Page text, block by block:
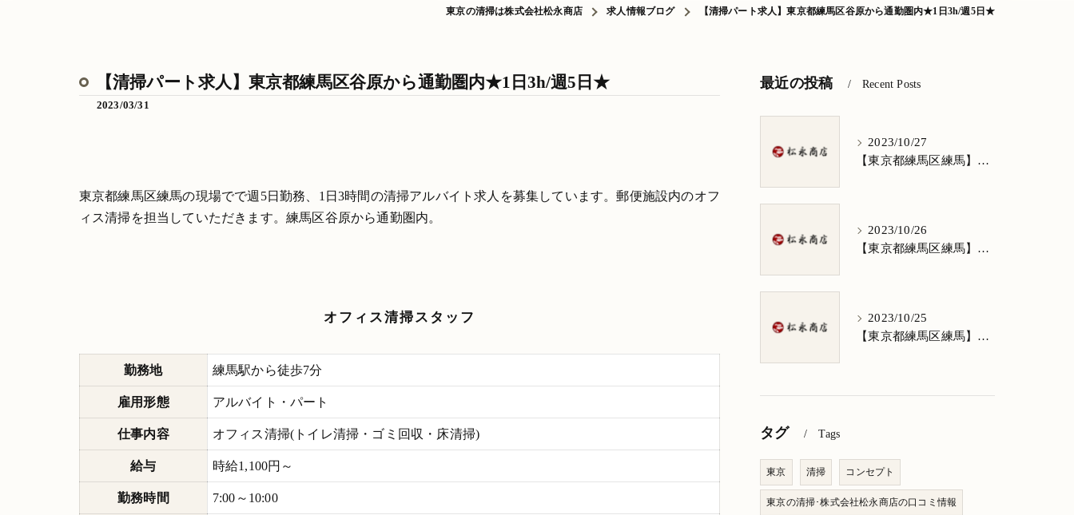
東京の清掃は株式会社松永商店 求人情報ブログ 【清掃パート求人】東京都練馬区谷原から通勤圏内★1日3h/週5日★
【清掃パート求人】東京都練馬区谷原から通勤圏内★1日3h/週5日★
2023/03/31
東京都練馬区練馬の現場でで週5日勤務、1日3時間の清掃アルバイト求人を募集しています。郵便施設内のオフ
ィス清掃を担当していただきます。練馬区谷原から通勤圏内。
オフィス清掃スタッフ
勤務地 練馬駅から徒歩7分
雇用形態 アルバイト・パート
仕事内容 オフィス清掃(トイレ清掃・ゴミ回収・床清掃)
給与 時給1,100円～
勤務時間 7:00～10:00
最近の投稿 Recent Posts
2023/10/27
【東京都練馬区練馬】清掃求人★1日3h/週5日/祝日お休み★谷原在住の方歓迎
2023/10/26
【東京都練馬区練馬】清掃求人★1日3h/週5日/祝日お休み★南田中在住の方歓迎
2023/10/25
【東京都練馬区練馬】清掃求人★1日3h/週5日/祝日お休み★南大泉在住の方歓迎
タグ Tags
東京 清掃 コンセプト
東京の清掃･株式会社松永商店の口コミ情報